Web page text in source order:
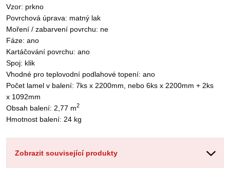
Vzor: prkno
Povrchová úprava: matný lak
Moření / zabarvení povrchu: ne
Fáze: ano
Kartáčování povrchu: ano
Spoj: klik
Vhodné pro teplovodní podlahové topení: ano
Počet lamel v balení: 7ks x 2200mm, nebo 6ks x 2200mm + 2ks
x 1092mm
Obsah balení: 2,77 m2
Hmotnost balení: 24 kg
Zobrazit související produkty